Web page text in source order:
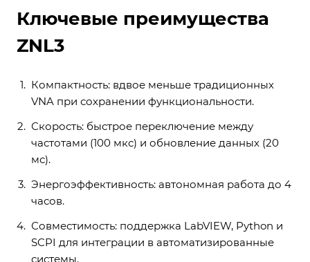
Ключевые преимущества
ZNL3
Компактность: вдвое меньше традиционных
VNA при сохранении функциональности.
Скорость: быстрое переключение между
частотами (100 мкс) и обновление данных (20
мс).
Энергоэффективность: автономная работа до 4
часов.
Совместимость: поддержка LabVIEW, Python и
SCPI для интеграции в автоматизированные
системы.